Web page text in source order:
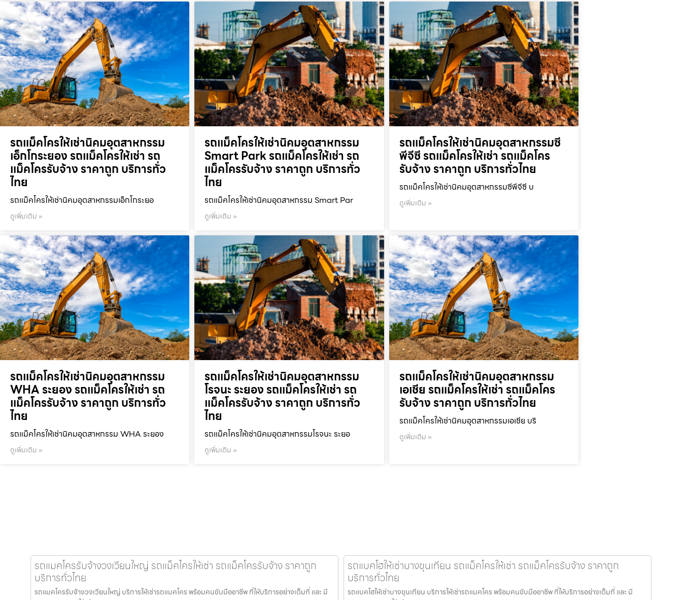
รถแม็คโครให้เช่านิคมอุตสาหกรรม
เอ็กโกระยอง รถแม็คโครให้เช่า รถ
แม็คโครรับจ้าง ราคาถูก บริการทั่ว
ไทย
รถแม็คโครให้เช่านิคมอุตสาหกรรมเอ็กโกระยอ
ดูเพิ่มเติม »
รถแม็คโครให้เช่านิคมอุตสาหกรรม
Smart Park รถแม็คโครให้เช่า รถ
แม็คโครรับจ้าง ราคาถูก บริการทั่ว
ไทย
รถแม็คโครให้เช่านิคมอุตสาหกรรม Smart Par
ดูเพิ่มเติม »
รถแม็คโครให้เช่านิคมอุตสาหกรรมซี
พีจีซี รถแม็คโครให้เช่า รถแม็คโคร
รับจ้าง ราคาถูก บริการทั่วไทย
รถแม็คโครให้เช่านิคมอุตสาหกรรมซีพีจีซี บ
ดูเพิ่มเติม »
รถแม็คโครให้เช่านิคมอุตสาหกรรม
WHA ระยอง รถแม็คโครให้เช่า รถ
แม็คโครรับจ้าง ราคาถูก บริการทั่ว
ไทย
รถแม็คโครให้เช่านิคมอุตสาหกรรม WHA ระยอง
ดูเพิ่มเติม »
รถแม็คโครให้เช่านิคมอุตสาหกรรม
โรจนะ ระยอง รถแม็คโครให้เช่า รถ
แม็คโครรับจ้าง ราคาถูก บริการทั่ว
ไทย
รถแม็คโครให้เช่านิคมอุตสาหกรรมโรจนะ ระยอ
ดูเพิ่มเติม »
รถแม็คโครให้เช่านิคมอุตสาหกรรม
เอเชีย รถแม็คโครให้เช่า รถแม็คโคร
รับจ้าง ราคาถูก บริการทั่วไทย
รถแม็คโครให้เช่านิคมอุตสาหกรรมเอเชีย บริ
ดูเพิ่มเติม »
รถแมคโครรับจ้างวงเวียนใหญ่ รถแม็คโครให้เช่า รถแม็คโครรับจ้าง ราคาถูก
บริการทั่วไทย
รถแมคโครรับจ้างวงเวียนใหญ่ บริการให้เช่ารถแมคโคร พร้อมคนขับมืออาชีพ ที่ให้บริการอย่างเต็มที่ และ มี
รถแบคโฮให้เช่าบางขุนเทียน รถแม็คโครให้เช่า รถแม็คโครรับจ้าง ราคาถูก
บริการทั่วไทย
รถแบคโฮให้เช่าบางขุนเทียน บริการให้เช่ารถแมคโคร พร้อมคนขับมืออาชีพ ที่ให้บริการอย่างเต็มที่ และ มี